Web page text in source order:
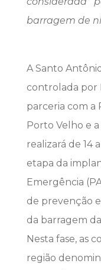
barragem de
A Santo
controlada por
parceria com a
Porto Velho e
realizará de 14
etapa da
Emergência
de prevenção
da barragem
Nesta fase, as
região